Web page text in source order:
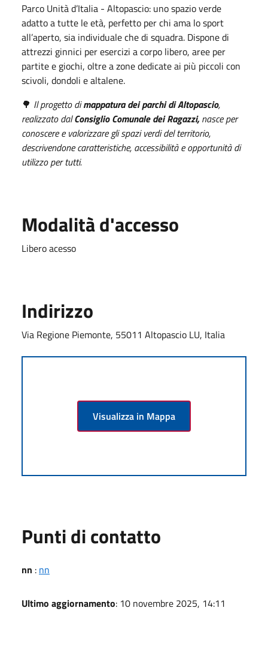
Parco Unità d’Italia - Altopascio: uno spazio verde
adatto a tutte le età, perfetto per chi ama lo sport
all’aperto, sia individuale che di squadra. Dispone di
attrezzi ginnici per esercizi a corpo libero, aree per
partite e giochi, oltre a zone dedicate ai più piccoli con
scivoli, dondoli e altalene.
🌳 Il progetto dimappatura dei parchi di Altopascio,
realizzato dalConsiglio Comunale dei Ragazzi,nasce per
conoscere e valorizzare gli spazi verdi del territorio,
descrivendone caratteristiche, accessibilità e opportunità di
utilizzo per tutti.
Modalità d'accesso
Libero acesso
Indirizzo
Via Regione Piemonte, 55011 Altopascio LU, Italia
Visualizza in Mappa
Punti di contatto
nn : nn
Ultimo aggiornamento: 10 novembre 2025, 14:11